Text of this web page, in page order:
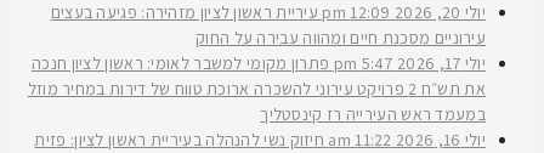
יולי 20, 2026
12:09 pm
עיריית ראשון לציון מזהירה: פגיעה בעצים
עירוניים מסכנת חיים ומהווה עבירה על החוק
יולי 17, 2026
5:47 pm
פתרון מקומי למשבר לאומי: ראשון לציון חנכה
את תש״ח 2 פרויקט עירוני להשכרה ארוכת טווח של דירות במחיר מוזל
במעמד ראש העירייה רז קינסטליך
יולי 16, 2026
11:22 am
חיזוק נשי להנהלה בעיריית ראשון לציון: פזית